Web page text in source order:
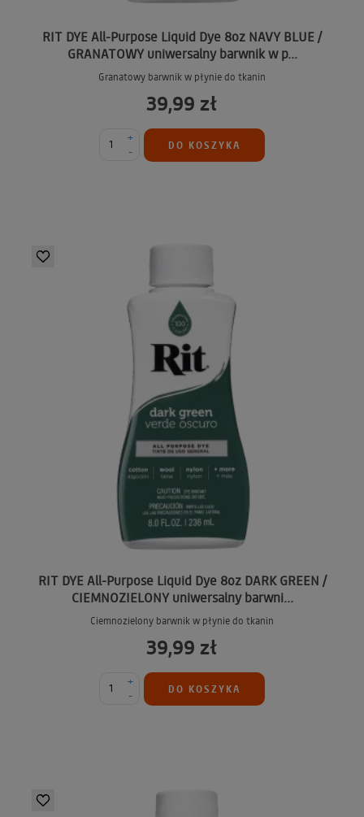
RIT DYE All-Purpose Liquid Dye 8oz NAVY BLUE /
GRANATOWY uniwersalny barwnik w p...
Granatowy barwnik w płynie do tkanin
39,99 zł
-
+
DO KOSZYKA
RIT DYE All-Purpose Liquid Dye 8oz DARK GREEN /
CIEMNOZIELONY uniwersalny barwni...
Ciemnozielony barwnik w płynie do tkanin
39,99 zł
-
+
DO KOSZYKA